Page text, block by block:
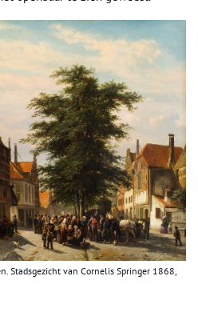
Stadsgezicht van Cornelis Springer 1868,